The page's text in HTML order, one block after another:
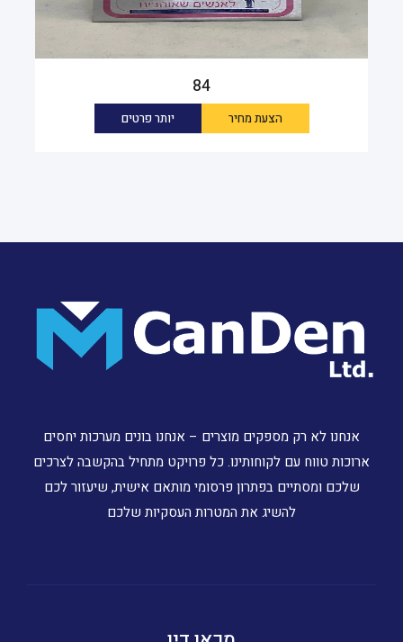
84
הצעת מחיר יותר פרטים
אנחנו לא רק מספקים מוצרים – אנחנו בונים מערכות יחסים
ארוכות טווח עם לקוחותינו. כל פרויקט מתחיל בהקשבה לצרכים
שלכם ומסתיים בפתרון פרסומי מותאם אישית, שיעזור לכם
להשיג את המטרות העסקיות שלכם